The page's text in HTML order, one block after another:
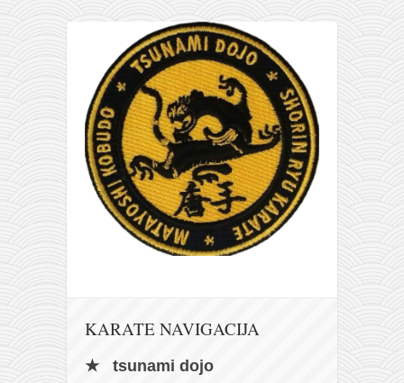
kontakt
besplatna e-knjiga
termini treninga
moja priča
fotke
KARATE NAVIGACIJA
tsunami dojo